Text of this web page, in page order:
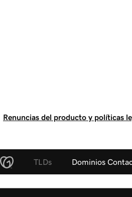
Renuncias del producto y políticas
TLDs Dominios